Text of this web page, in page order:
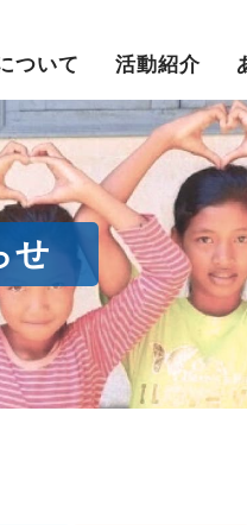
ついて 活動紹介
せ